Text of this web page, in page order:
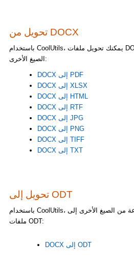
تحويل من DOCX
باستخدام CoolUtils، يمكنك تحويل ملفات DOCX إلى مجموعة متنوعة من
الصيغ الأخرى:
DOCX إلى PDF
DOCX إلى XLSX
DOCX إلى HTML
DOCX إلى RTF
DOCX إلى JPG
DOCX إلى PNG
DOCX إلى TIFF
DOCX إلى TXT
تحويل إلى ODT
باستخدام CoolUtils، يمكنك تحويل مجموعة متنوعة من الصيغ الأخرى إلى
ملفات ODT:
DOCX إلى ODT